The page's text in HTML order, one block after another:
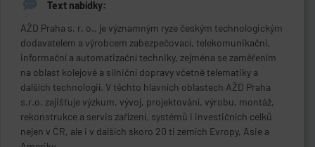
Text nabídky:
AŽD Praha s. r. o., je významným ryze českým technologickým
dodavatelem a výrobcem zabezpečovací, telekomunikační,
informační a automatizační techniky, zejména se zaměřením
na oblast kolejové a silniční dopravy včetně telematiky a
dalších technologií. V těchto hlavních oblastech AŽD Praha
s.r.o. zajišťuje výzkum, vývoj, projektování, výrobu, montáž,
rekonstrukce a servis zařízení, systémů i investičních celků
nejen v ČR, ale i v dalších skoro 20 ti zemích Evropy, Asie a